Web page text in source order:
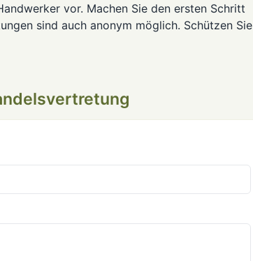
vor. Machen Sie den ersten Schritt
sind auch anonym möglich. Schützen Sie